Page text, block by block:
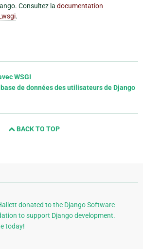
Consultez la documentation
.
WSGI
de données des utilisateurs de Django
BACK TO TOP
donated to the Django Software
to support Django development.
today!